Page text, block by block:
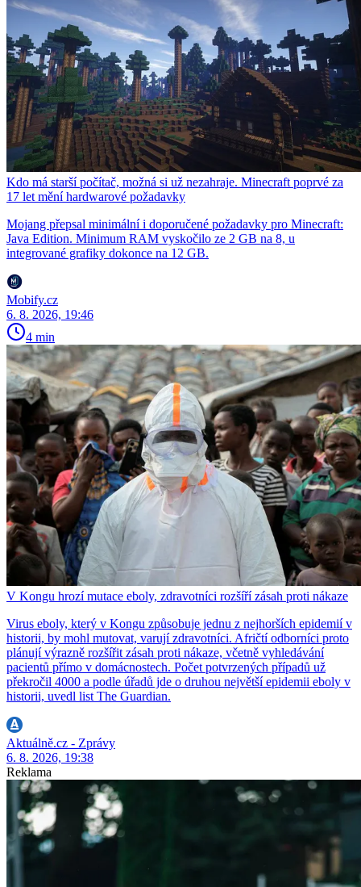
Kdo má starší počítač, možná si už nezahraje. Minecraft poprvé za
17 let mění hardwarové požadavky
Mojang přepsal minimální i doporučené požadavky pro Minecraft:
Java Edition. Minimum RAM vyskočilo ze 2 GB na 8, u
integrované grafiky dokonce na 12 GB.
Mobify.cz
6. 8. 2026, 19:46
4 min
V Kongu hrozí mutace eboly, zdravotníci rozšíří zásah proti nákaze
Virus eboly, který v Kongu způsobuje jednu z nejhorších epidemií v
historii, by mohl mutovat, varují zdravotníci. Afričtí odborníci proto
plánují výrazně rozšířit zásah proti nákaze, včetně vyhledávání
pacientů přímo v domácnostech. Počet potvrzených případů už
překročil 4000 a podle úřadů jde o druhou největší epidemii eboly v
historii, uvedl list The Guardian.
Aktuálně.cz - Zprávy
6. 8. 2026, 19:38
Reklama